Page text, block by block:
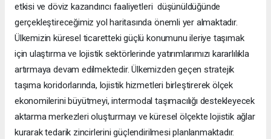
etkisi ve döviz kazandırıcı faaliyetleri düşünüldüğünde
gerçekleştireceğimiz yol haritasında önemli yer almaktadır.
Ülkemizin küresel ticaretteki güçlü konumunu ileriye taşımak
için ulaştırma ve lojistik sektörlerinde yatırımlarımızı kararlılıkla
artırmaya devam edilmektedir. Ülkemizden geçen stratejik
taşıma koridorlarında, lojistik hizmetleri birleştirerek ölçek
ekonomilerini büyütmeyi, intermodal taşımacılığı destekleyecek
aktarma merkezleri oluşturmayı ve küresel ölçekte lojistik ağlar
kurarak tedarik zincirlerini güçlendirilmesi planlanmaktadır.